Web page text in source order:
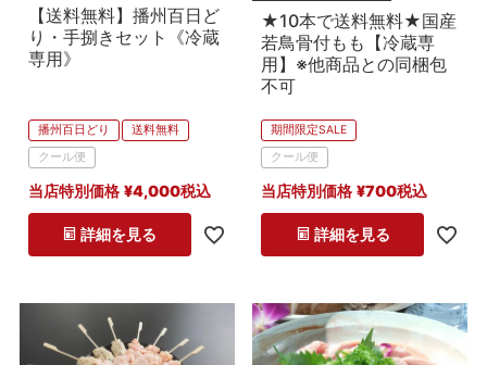
【送料無料】播州百日ど
り・手捌きセット《冷蔵
専用》
播州百日どり
送料無料
クール便
当店特別価格 ¥4,000税込
詳細を見る
★10本で送料無料★国産
若鳥骨付もも【冷蔵専
用】※他商品との同梱包
不可
期間限定SALE
クール便
当店特別価格 ¥700税込
詳細を見る